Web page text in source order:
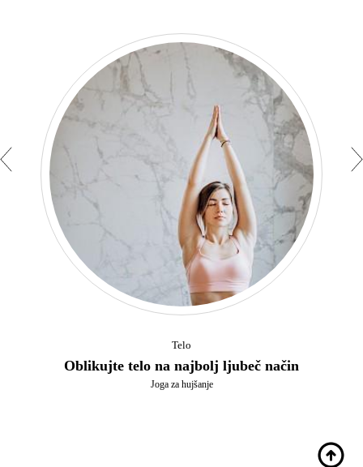
Telo
Oblikujte telo na najbolj ljubeč način
Joga za hujšanje